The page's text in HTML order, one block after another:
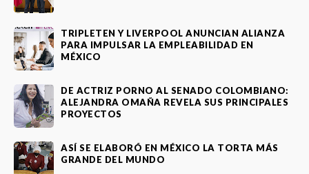
TRIPLETEN Y LIVERPOOL ANUNCIAN ALIANZA
PARA IMPULSAR LA EMPLEABILIDAD EN
MÉXICO
DE ACTRIZ PORNO AL SENADO COLOMBIANO:
ALEJANDRA OMAÑA REVELA SUS PRINCIPALES
PROYECTOS
ASÍ SE ELABORÓ EN MÉXICO LA TORTA MÁS
GRANDE DEL MUNDO